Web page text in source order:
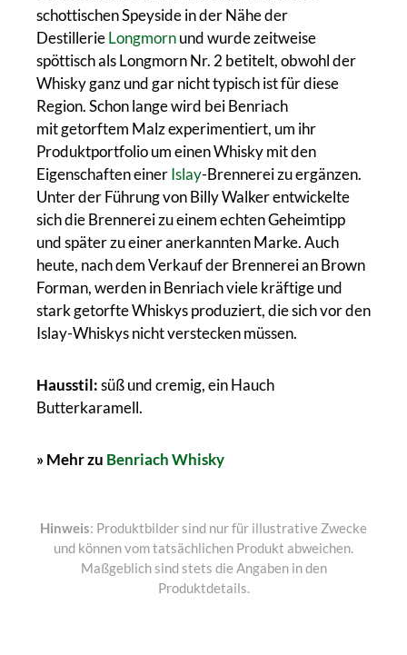
schottischen Speyside in der Nähe der
DestillerieLongmornund wurde zeitweise
spöttisch als Longmorn Nr. 2 betitelt, obwohl der
Whisky ganz und gar nicht typisch ist für diese
Region. Schon lange wird bei Benriach
mit getorftem Malz experimentiert, um ihr
Produktportfolio um einen Whisky mit den
Eigenschaften einerIslay-Brennerei zu ergänzen.
Unter der Führung von Billy Walker entwickelte
sich die Brennerei zu einem echten Geheimtipp
und später zu einer anerkannten Marke. Auch
heute, nach dem Verkauf der Brennerei an Brown
Forman, werden in Benriach viele kräftige und
stark getorfte Whiskys produziert, die sich vor den
Islay-Whiskys nicht verstecken müssen.
Hausstil:süß und cremig, ein Hauch
Butterkaramell.
» Mehr zu Benriach Whisky
Hinweis: Produktbilder sind nur für illustrative Zwecke
und können vom tatsächlichen Produkt abweichen.
Maßgeblich sind stets die Angaben in den
Produktdetails.